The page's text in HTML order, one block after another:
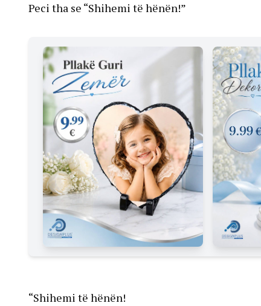
Peci tha se “Shihemi të hënën!”
“Shihemi të hënën!